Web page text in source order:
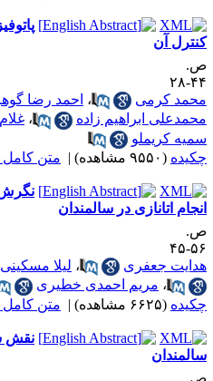
آن
۲۸
کرمی
،احمد رضا
ابراهیم زاده
،غلام
کریملو
(۹۵۵۰ مشاهده) | متن کامل (PDF)
نگرش
اتانازی در سالمندان
۴۵
جعفری
،لیلا مسکینی
،مریم احمدی خطیری
(۶۶۲۵ مشاهده) | متن کامل (PDF)
نقش